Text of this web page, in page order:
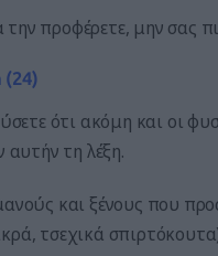
την προφέρετε, μην σας
(24)
ότι ακόμη και οι
τη λέξη.
και ξένους που
τσεχικά